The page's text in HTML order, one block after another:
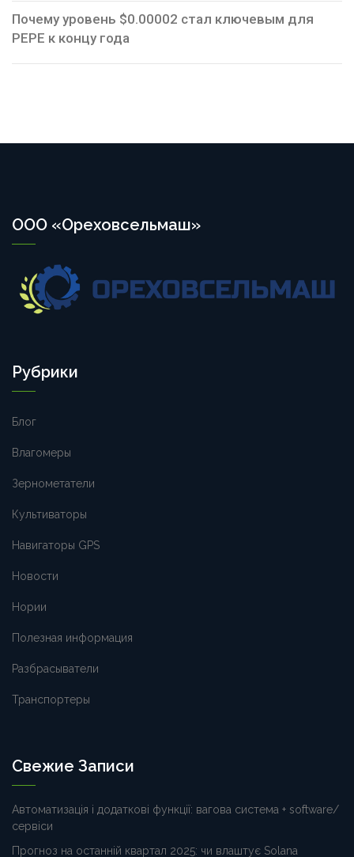
Почему уровень $0.00002 стал ключевым для
PEPE к концу года
ООО «Ореховсельмаш»
Рубрики
Блог
Влагомеры
Зернометатели
Культиваторы
Навигаторы GPS
Новости
Нории
Полезная информация
Разбрасыватели
Транспортеры
Свежие Записи
Автоматизація і додаткові функції: вагова система + software/
сервіси
Прогноз на останній квартал 2025: чи влаштує Solana